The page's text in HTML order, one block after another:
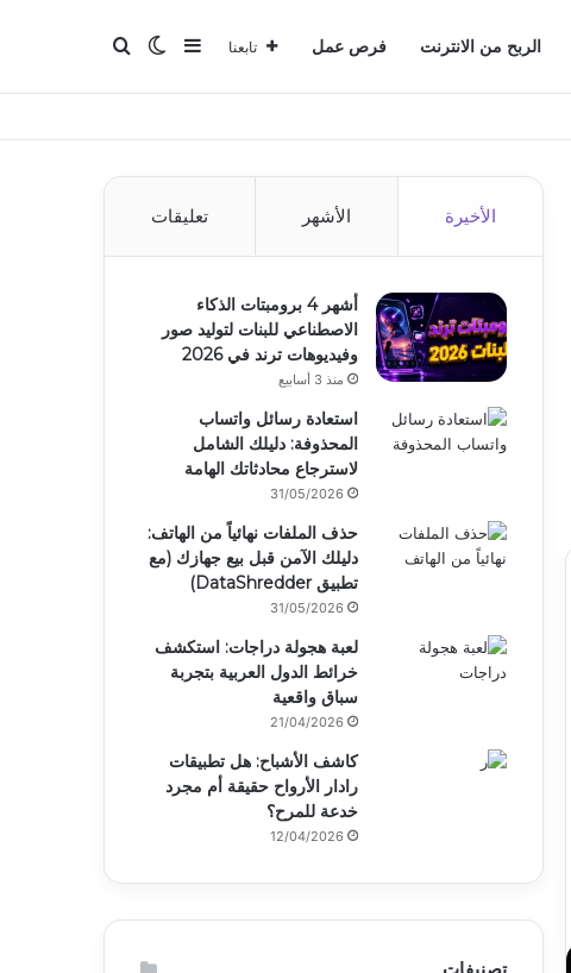
الربح من الانترنت فرص عمل تابعنا إضافة عمود جانبي
الوضع المظلم
بحث عن
الأخيرة الأشهر تعليقات
أشهر 4 برومبتات الذكاء
الاصطناعي للبنات لتوليد صور
وفيديوهات ترند في 2026
منذ 3 أسابيع
استعادة رسائل واتساب
المحذوفة: دليلك الشامل
لاسترجاع محادثاتك الهامة
31/05/2026
حذف الملفات نهائياً من الهاتف:
دليلك الآمن قبل بيع جهازك (مع
تطبيق DataShredder)
31/05/2026
لعبة هجولة دراجات: استكشف
خرائط الدول العربية بتجربة
سباق واقعية
21/04/2026
كاشف الأشباح: هل تطبيقات
رادار الأرواح حقيقة أم مجرد
خدعة للمرح؟
12/04/2026